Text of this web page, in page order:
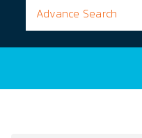
Advance Search